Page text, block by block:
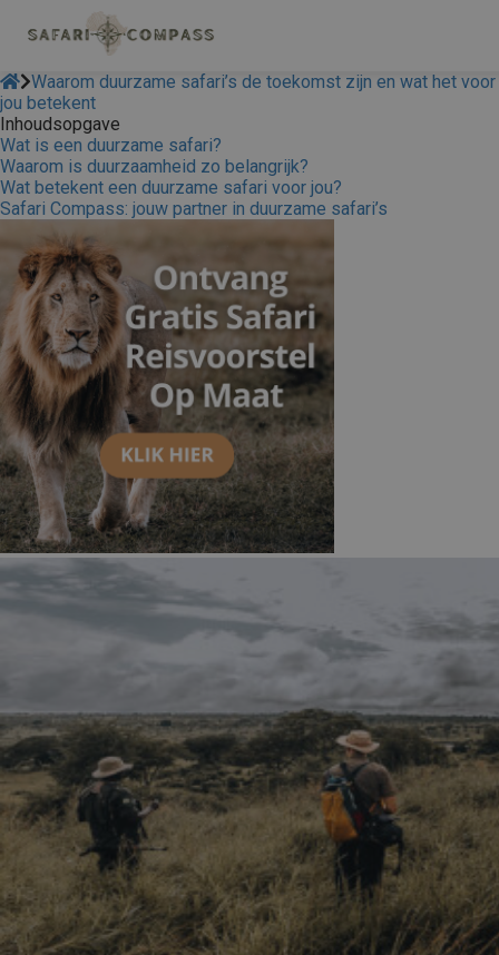
Waarom duurzame safari’s de toekomst zijn en wat het voor
jou betekent
Inhoudsopgave
Wat is een duurzame safari?
Waarom is duurzaamheid zo belangrijk?
Wat betekent een duurzame safari voor jou?
Safari Compass: jouw partner in duurzame safari’s